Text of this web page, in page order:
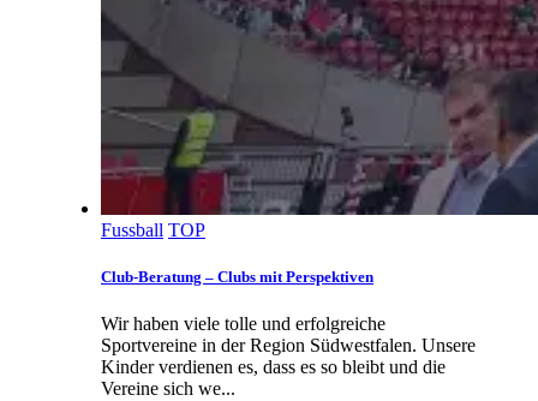
Fussball TOP
Club-Beratung – Clubs mit Perspektiven
Wir haben viele tolle und erfolgreiche
Sportvereine in der Region Südwestfalen. Unsere
Kinder verdienen es, dass es so bleibt und die
Vereine sich we...